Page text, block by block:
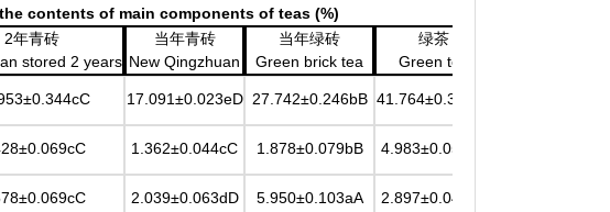
contents of main components of teas(%)
2年青砖
stored 2 years
当年青砖
New Qingzhuan
当年绿砖
Green brick tea
绿茶
Green tea
17.091±0.023eD 27.742±0.246bB 41.764±0.335aA
1.362±0.044cC 1.878±0.079bB 4.983±0.053aA
2.039±0.063dD 5.950±0.103aA 2.897±0.046bB